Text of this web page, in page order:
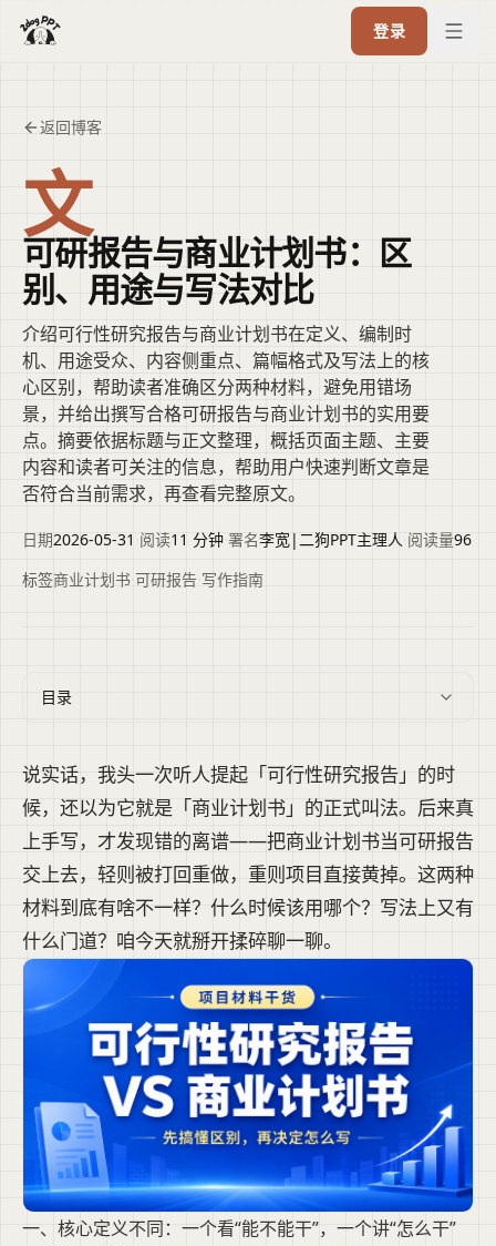
登录
返回博客
文
可研报告与商业计划书：区
别、用途与写法对比
介绍可行性研究报告与商业计划书在定义、编制时
机、用途受众、内容侧重点、篇幅格式及写法上的核
心区别，帮助读者准确区分两种材料，避免用错场
景，并给出撰写合格可研报告与商业计划书的实用要
点。摘要依据标题与正文整理，概括页面主题、主要
内容和读者可关注的信息，帮助用户快速判断文章是
否符合当前需求，再查看完整原文。
日期2026-05-31 阅读11 分钟 署名李宽|二狗PPT主理人 阅读量96
标签商业计划书 可研报告 写作指南
目录
说实话，我头一次听人提起「可行性研究报告」的时
候，还以为它就是「商业计划书」的正式叫法。后来真
上手写，才发现错的离谱——把商业计划书当可研报告
交上去，轻则被打回重做，重则项目直接黄掉。这两种
材料到底有啥不一样？什么时候该用哪个？写法上又有
什么门道？咱今天就掰开揉碎聊一聊。
一、核心定义不同：一个看“能不能干”，一个讲“怎么干”